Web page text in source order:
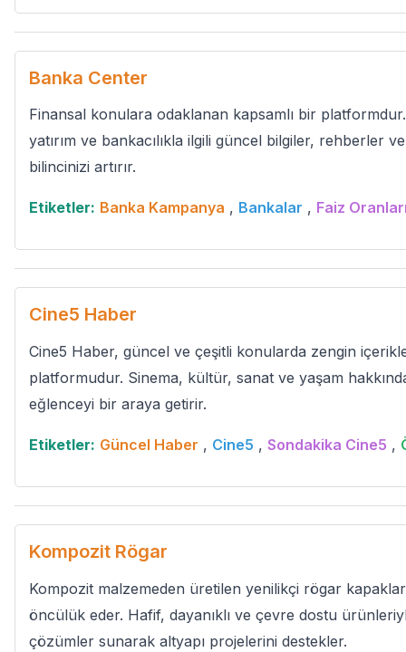
Banka Center
Finansal konulara odaklanan kapsamlı bir
yatırım ve bankacılıkla ilgili güncel bilgiler, rehberler
bilincinizi artırır.
Etiketler: Banka Kampanya , Bankalar , Faiz
Cine5 Haber
Cine5 Haber, güncel ve çeşitli konularda zengin
platformudur. Sinema, kültür, sanat ve yaşam
eğlenceyi bir araya getirir.
Etiketler: Güncel Haber , Cine5 , Sondakika Cine5 ,
Kompozit Rögar
Kompozit malzemeden üretilen yenilikçi rögar
öncülük eder. Hafif, dayanıklı ve çevre dostu
çözümler sunarak altyapı projelerini destekler.